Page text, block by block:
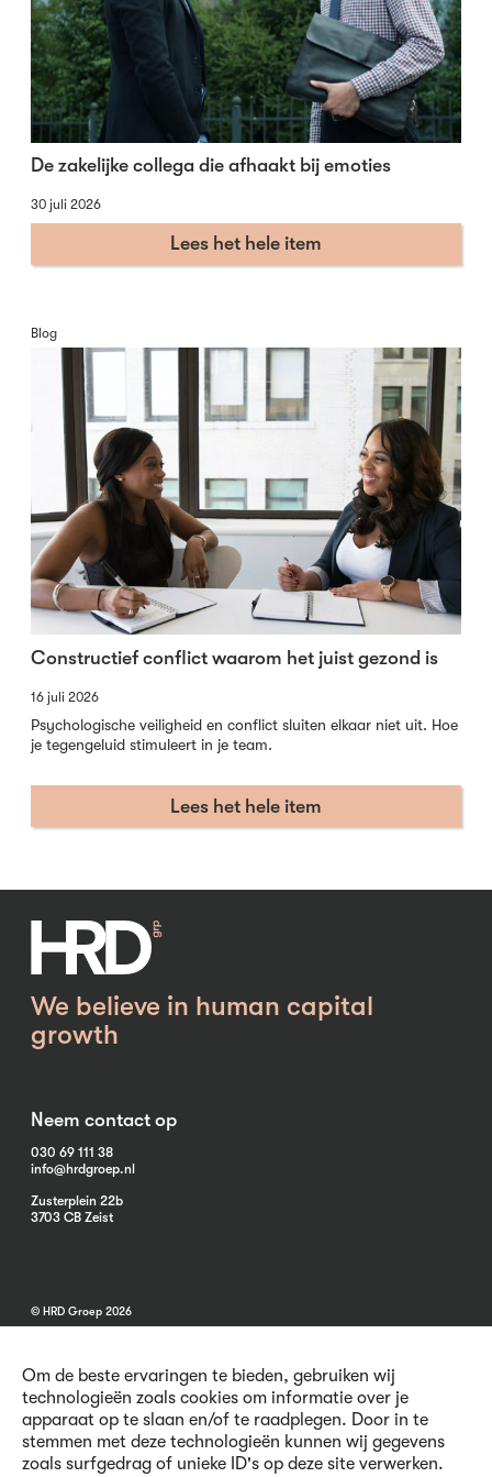
Om de beste ervaringen te bieden, gebruiken wij
technologieën zoals cookies om informatie over je
apparaat op te slaan en/of te raadplegen. Door in te
stemmen met deze technologieën kunnen wij gegevens
zoals surfgedrag of unieke ID's op deze site verwerken.
De zakelijke collega die afhaakt bij emoties
30 juli 2026
Lees het hele item
Blog
Constructief conflict waarom het juist gezond is
16 juli 2026
Psychologische veiligheid en conflict sluiten elkaar niet uit. Hoe
je tegengeluid stimuleert in je team.
Lees het hele item
We believe in human capital
growth
Neem contact op
030 69 111 38
info@hrdgroep.nl
Zusterplein 22b
3703 CB Zeist
© HRD Groep 2026
Algemene informatie